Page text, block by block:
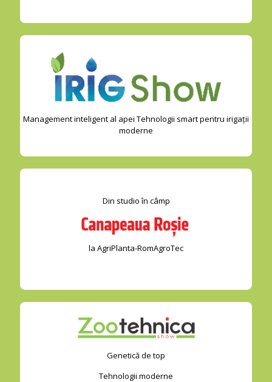
Management inteligent al apei Tehnologii smart pentru irigații
moderne
Din studio în câmp
la AgriPlanta-RomAgroTec
Genetică de top
Tehnologii moderne